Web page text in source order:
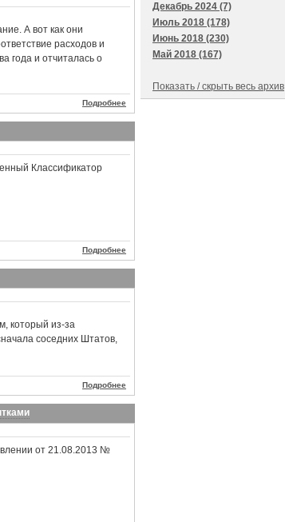
А вот как они
расходов и
года и отчиталась о
Подробнее
Классификатор
Подробнее
который из-за
соседних Штатов,
Подробнее
от 21.08.2013 №
Декабрь 2024 (7)
Июль 2018 (178)
Июнь 2018 (230)
Май 2018 (167)
Показать / скрыть весь архив